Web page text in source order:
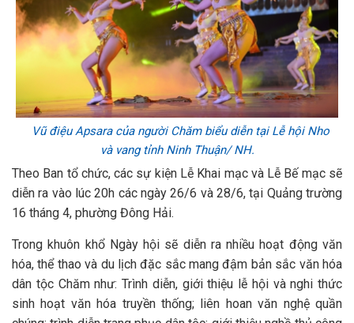
Vũ điệu Apsara của người Chăm biểu diễn tại Lễ hội Nho
và vang tỉnh Ninh Thuận/ NH.
Theo Ban tổ chức, các sự kiện Lễ Khai mạc và Lễ Bế mạc sẽ
diễn ra vào lúc 20h các ngày 26/6 và 28/6, tại Quảng trường
16 tháng 4, phường Đông Hải.
Trong khuôn khổ Ngày hội sẽ diễn ra nhiều hoạt động văn
hóa, thể thao và du lịch đặc sắc mang đậm bản sắc văn hóa
dân tộc Chăm như: Trình diễn, giới thiệu lễ hội và nghi thức
sinh hoạt văn hóa truyền thống; liên hoan văn nghệ quần